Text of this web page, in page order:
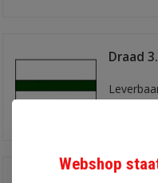
Draad
Webshop